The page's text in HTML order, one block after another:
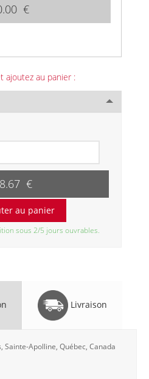
€
ajoutez au panier :
€
sous 2/5 jours ouvrables.
Livraison
Apolline, Québec, Canada